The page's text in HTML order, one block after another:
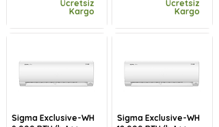
Ücretsiz
Kargo
Sigma Exclusive-WH
Ücretsiz
Kargo
Sigma Exclusive-WH